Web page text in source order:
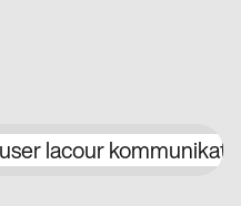
lacour